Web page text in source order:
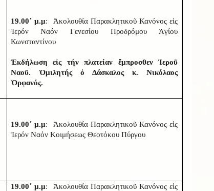
19.00΄ μ.μ: Ἀκολουθία Παρακλητικοῦ Κανόνος εἰς
Ἱερόν Ναόν Γενεσίου Προδρόμου Ἁγίου
Κωνσταντίνου
Ἐκδήλωση εἰς τήν πλατείαν ἔμπροσθεν Ἱεροῦ
Ναοῦ. Ὁμιλητής ὁ Δάσκαλος κ. Νικόλαος
Ὀρφανός.
19.00΄ μ.μ: Ἀκολουθία Παρακλητικοῦ Κανόνος εἰς
Ἱερόν Ναόν Κοιμήσεως Θεοτόκου Πύργου
19.00΄ μ.μ: Ἀκολουθία Παρακλητικοῦ Κανόνος εἰς